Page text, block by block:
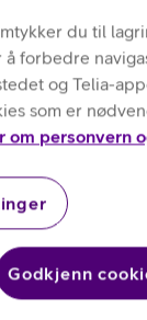
du til
forbedre
og Telia-
som er
om personvern
Godkjenn